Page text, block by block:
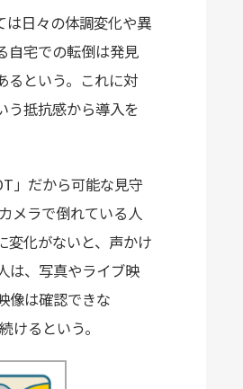
日々の体調変化や異
自宅での転倒は発見
るという。これに対
う抵抗感から導入を
」だから可能な見守
メラで倒れている人
変化がないと、声かけ
は、写真やライブ映
像は確認できな
けるという。